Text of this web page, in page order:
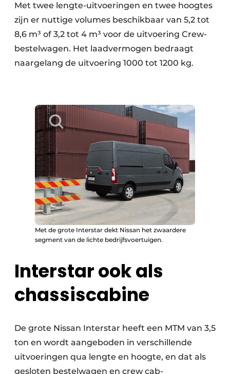
Met twee lengte-uitvoeringen en twee hoogtes
zijn er nuttige volumes beschikbaar van 5,2 tot
8,6 m³ of 3,2 tot 4 m³ voor de uitvoering Crew-
bestelwagen. Het laadvermogen bedraagt
naargelang de uitvoering 1000 tot 1200 kg.
Met de grote Interstar dekt Nissan het zwaardere
segment van de lichte bedrijfsvoertuigen.
Interstar ook als
chassiscabine
De grote Nissan Interstar heeft een MTM van 3,5
ton en wordt aangeboden in verschillende
uitvoeringen qua lengte en hoogte, en dat als
gesloten bestelwagen en crew cab-